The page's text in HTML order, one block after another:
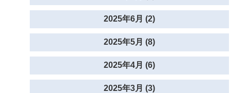
2025年6月 (2)
2025年5月 (8)
2025年4月 (6)
2025年3月 (3)